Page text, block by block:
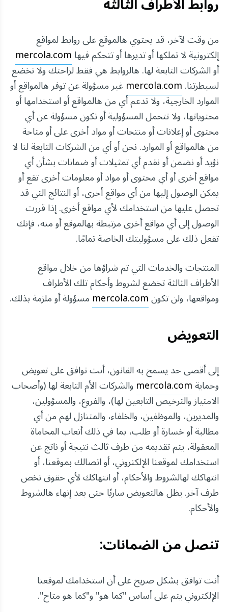
من وقت لآخر، قد يحتوي هالموقع على روابط لمواقع
إلكترونية لا تملكها أو تديرها أو تتحكم فيهاmercola.com
أو الشركات التابعة لها. هالروابط هي فقط لراحتك ولا تخضع
لسيطرتنا.mercola.comغير مسؤولة عن توفر هالمواقع أو
الموارد الخارجية، ولا تدعم أي من هالمواقع أو استخدامها أو
محتوياتها، ولا تتحمل المسؤولية أو تكون مسؤولة عن أي
محتوى أو إعلانات أو منتجات أو مواد أخرى على أو متاحة
من هالمواقع أو الموارد. نحن أو أي من الشركات التابعة لنا لا
نؤيد أو نضمن أو نقدم أي تمثيلات أو ضمانات بشأن أي
مواقع أخرى أو أي محتوى أو مواد أو معلومات أخرى تقع أو
يمكن الوصول إليها من أي مواقع أخرى، أو النتائج التي قد
تحصل عليها من استخدامك لأي مواقع أخرى. إذا قررت
الوصول إلى أي مواقع أخرى مرتبطة بهالموقع أو منه، فإنك
تفعل ذلك على مسؤوليتك الخاصة تمامًا.
المنتجات والخدمات التي تم شراؤها من خلال مواقع
الأطراف الثالثة تخضع لشروط وأحكام تلك الأطراف
ومواقعها، ولن تكونmercola.com مسؤولة أو ملزمة بذلك.
التعويض
إلى أقصى حد يسمح به القانون، أنت توافق على تعويض
وحمايةmercola.com والشركات الأم التابعة لها (وأصحاب
الامتياز والترخيص التابعين لها)، والفروع، والمسؤولين،
والمديرين، والموظفين، والخلفاء، والمتنازل لهم من أي
مطالبة أو خسارة أو طلب، بما في ذلك أتعاب المحاماة
المعقولة، يتم تقديمه من طرف ثالث نتيجة أو ناتج عن
استخدامك لموقعنا الإلكتروني، أو اتصالك بموقعنا، أو
انتهاكك لهالشروط والأحكام، أو انتهاكك لأي حقوق تخص
طرف آخر. يظل هالتعويض ساريًا حتى بعد إنهاء هالشروط
والأحكام.
تنصل من الضمانات:
أنت توافق بشكل صريح على أن استخدامك لموقعنا
الإلكتروني يتم على أساس "كما هو" و"كما هو متاح".